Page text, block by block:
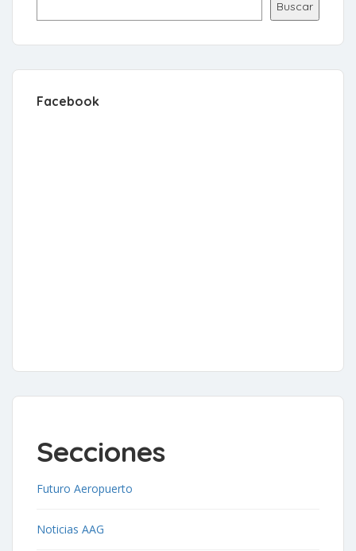
Buscar
Facebook
Secciones
Futuro Aeropuerto
Noticias AAG